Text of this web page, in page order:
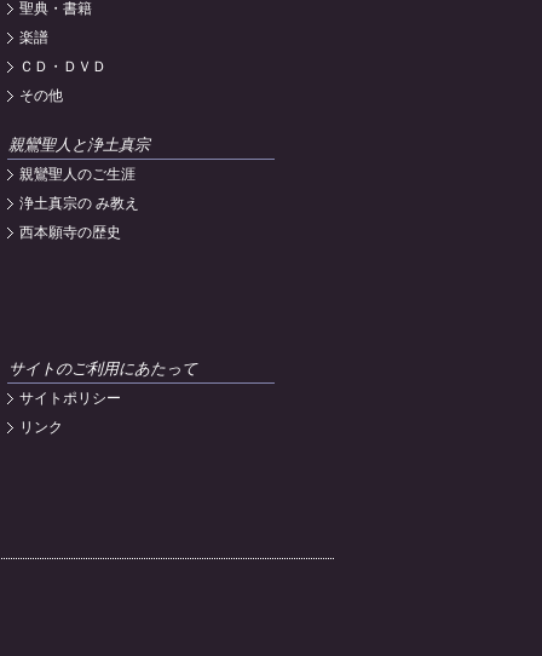
聖典・書籍
楽譜
ＣＤ・ＤＶＤ
その他
親鸞聖人と浄土真宗
親鸞聖人のご生涯
浄土真宗の み教え
西本願寺の歴史
サイトのご利用にあたって
サイトポリシー
リンク